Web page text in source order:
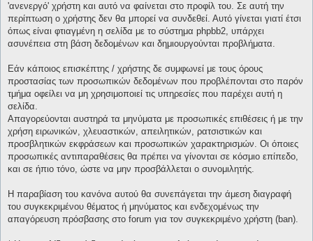
'ανενεργό' χρήστη και αυτό να φαίνεται στο προφίλ του. Σε αυτή την
περίπτωση ο χρήστης δεν θα μπορεί να συνδεθεί. Αυτό γίνεται γιατί έτσι
όπως είναι φτιαγμένη η σελίδα με το σύστημα phpbb2, υπάρχει
ασυνέπεια στη βάση δεδομένων και δημιουργούνται προβλήματα.
Εάν κάποιος επισκέπτης / χρήστης δε συμφωνεί με τους όρους
προστασίας των προσωπικών δεδομένων που προβλέπονται στο παρόν
τμήμα οφείλει να μη χρησιμοποιεί τις υπηρεσίες που παρέχει αυτή η
σελίδα.
Απαγορεύονται αυστηρά τα μηνύματα με προσωπικές επιθέσεις ή με την
χρήση ειρωνικών, χλευαστικών, απειλητικών, ρατσιστικών και
προσβλητικών εκφράσεων και προσωπικών χαρακτηρισμών. Οι όποιες
προσωπικές αντιπαραθέσεις θα πρέπει να γίνονται σε κόσμιο επίπεδο,
και σε ήπιο τόνο, ώστε να μην προσβάλλεται ο συνομιλητής.
Η παραβίαση του κανόνα αυτού θα συνεπάγεται την άμεση διαγραφή
του συγκεκριμένου θέματος ή μηνύματος και ενδεχομένως την
απαγόρευση πρόσβασης στο forum για τον συγκεκριμένο χρήστη (ban).